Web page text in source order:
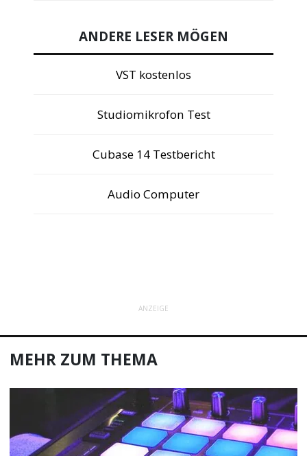
ANDERE LESER MÖGEN
VST kostenlos
Studiomikrofon Test
Cubase 14 Testbericht
Audio Computer
ANZEIGE
MEHR ZUM THEMA